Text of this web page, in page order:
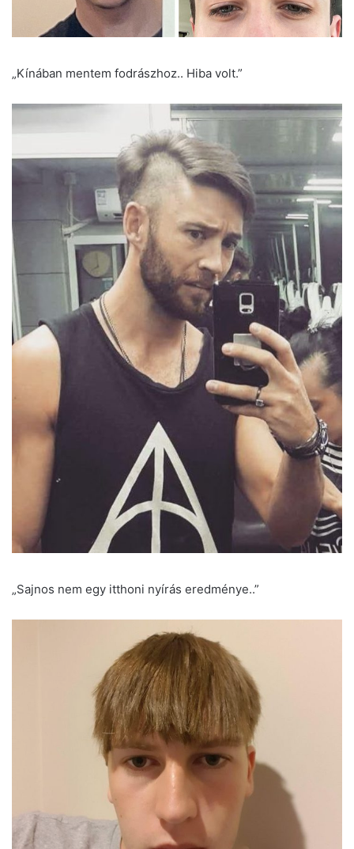
„Kínában mentem fodrászhoz.. Hiba volt.”
„Sajnos nem egy itthoni nyírás eredménye..”